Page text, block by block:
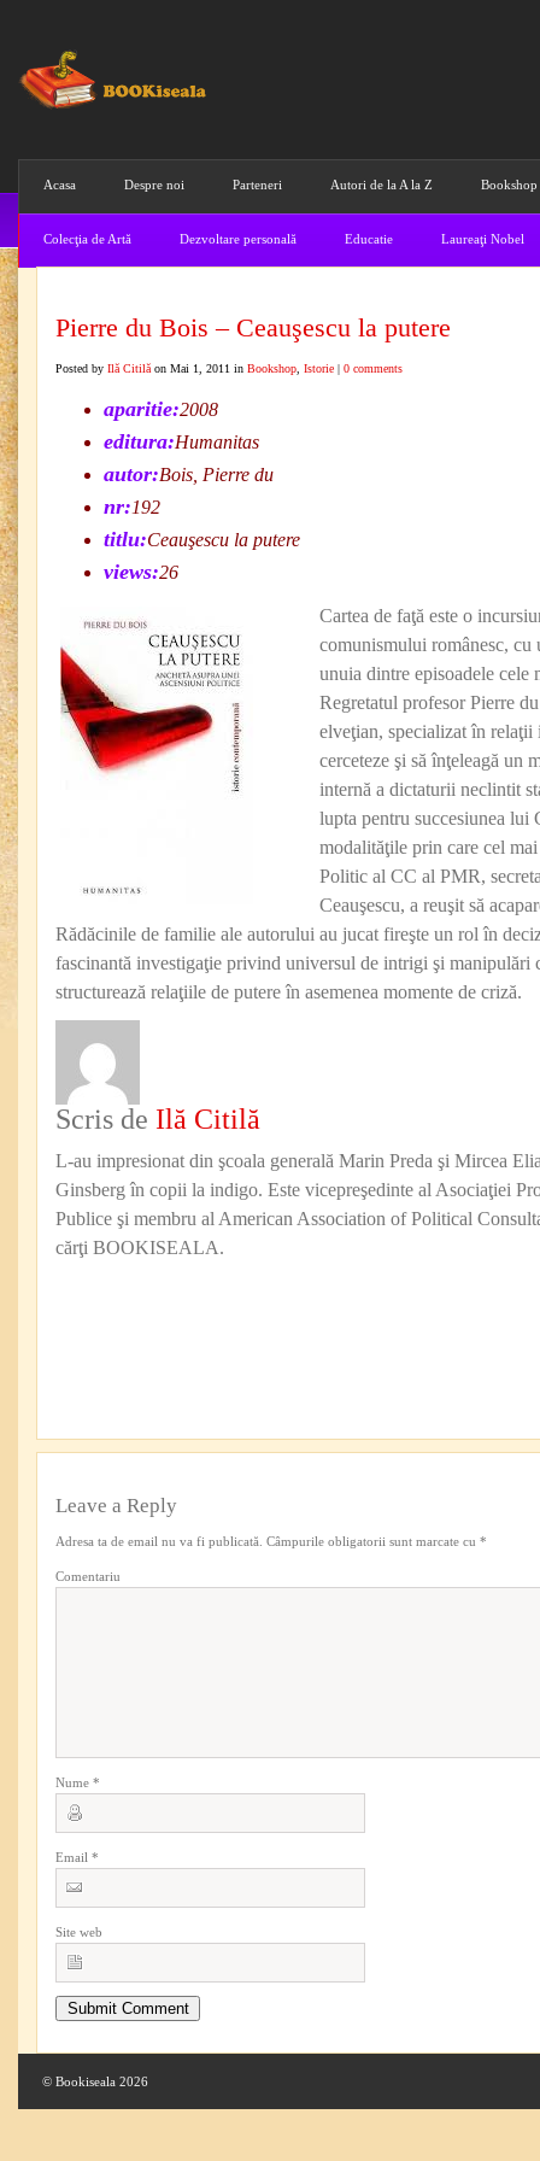
Acasa Despre noi Parteneri Autori de la A la Z Bookshop
Colecţia de Artă Dezvoltare personală Educatie Laureaţi Nobel
Pierre du Bois – Ceauşescu la putere
Posted by Ilă Citilă on Mai 1, 2011 in Bookshop Istorie | 0 comments
aparitie:2008
editura:Humanitas
autor:Bois, Pierre du
nr:192
titlu:Ceauşescu la putere
views:26
Cartea de faţă este o
comunismului românesc, cu
unuia dintre episoadele cele
Regretatul profesor Pierre
elveţian, specializat în relaţii
cerceteze şi să înţeleagă un
internă a dictaturii neclintit
lupta pentru succesiunea
modalităţile prin care cel
Politic al CC al PMR,
Ceauşescu, a reuşit să
Rădăcinile de familie ale autorului au jucat fireşte un rol în
fascinantă investigaţie privind universul de intrigi şi manipulări
structurează relaţiile de putere în asemenea momente de criză.
Scris de Ilă Citilă
L-au impresionat din şcoala generală Marin Preda şi Mircea
Ginsberg în copii la indigo. Este vicepreşedinte al Asociaţiei
Publice şi membru al American Association of Political
cărţi BOOKISEALA.
Leave a Reply
Adresa ta de email nu va fi publicată. Câmpurile obligatorii sunt marcate cu *
Comentariu
Nume *
Email *
Site web
© Bookiseala 2026